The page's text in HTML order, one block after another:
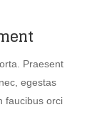
Praesent
egestas
faucibus orci